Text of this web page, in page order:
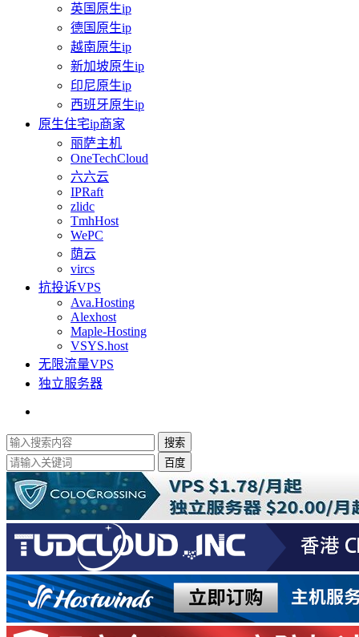
英国原生ip
德国原生ip
越南原生ip
新加坡原生ip
印尼原生ip
西班牙原生ip
原生住宅ip商家
丽萨主机
OneTechCloud
六六云
IPRaft
zlidc
TmhHost
WePC
荫云
vircs
抗投诉VPS
Ava.Hosting
Alexhost
Maple-Hosting
VSYS.host
无限流量VPS
独立服务器